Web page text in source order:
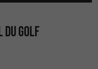
DU GOLF